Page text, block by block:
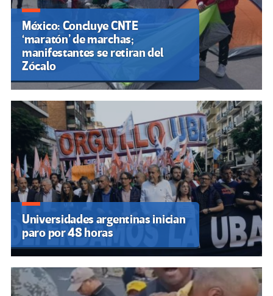
México: Concluye CNTE
‘maratón’ de marchas;
manifestantes se retiran del
Zócalo
Universidades argentinas inician
paro por 48 horas